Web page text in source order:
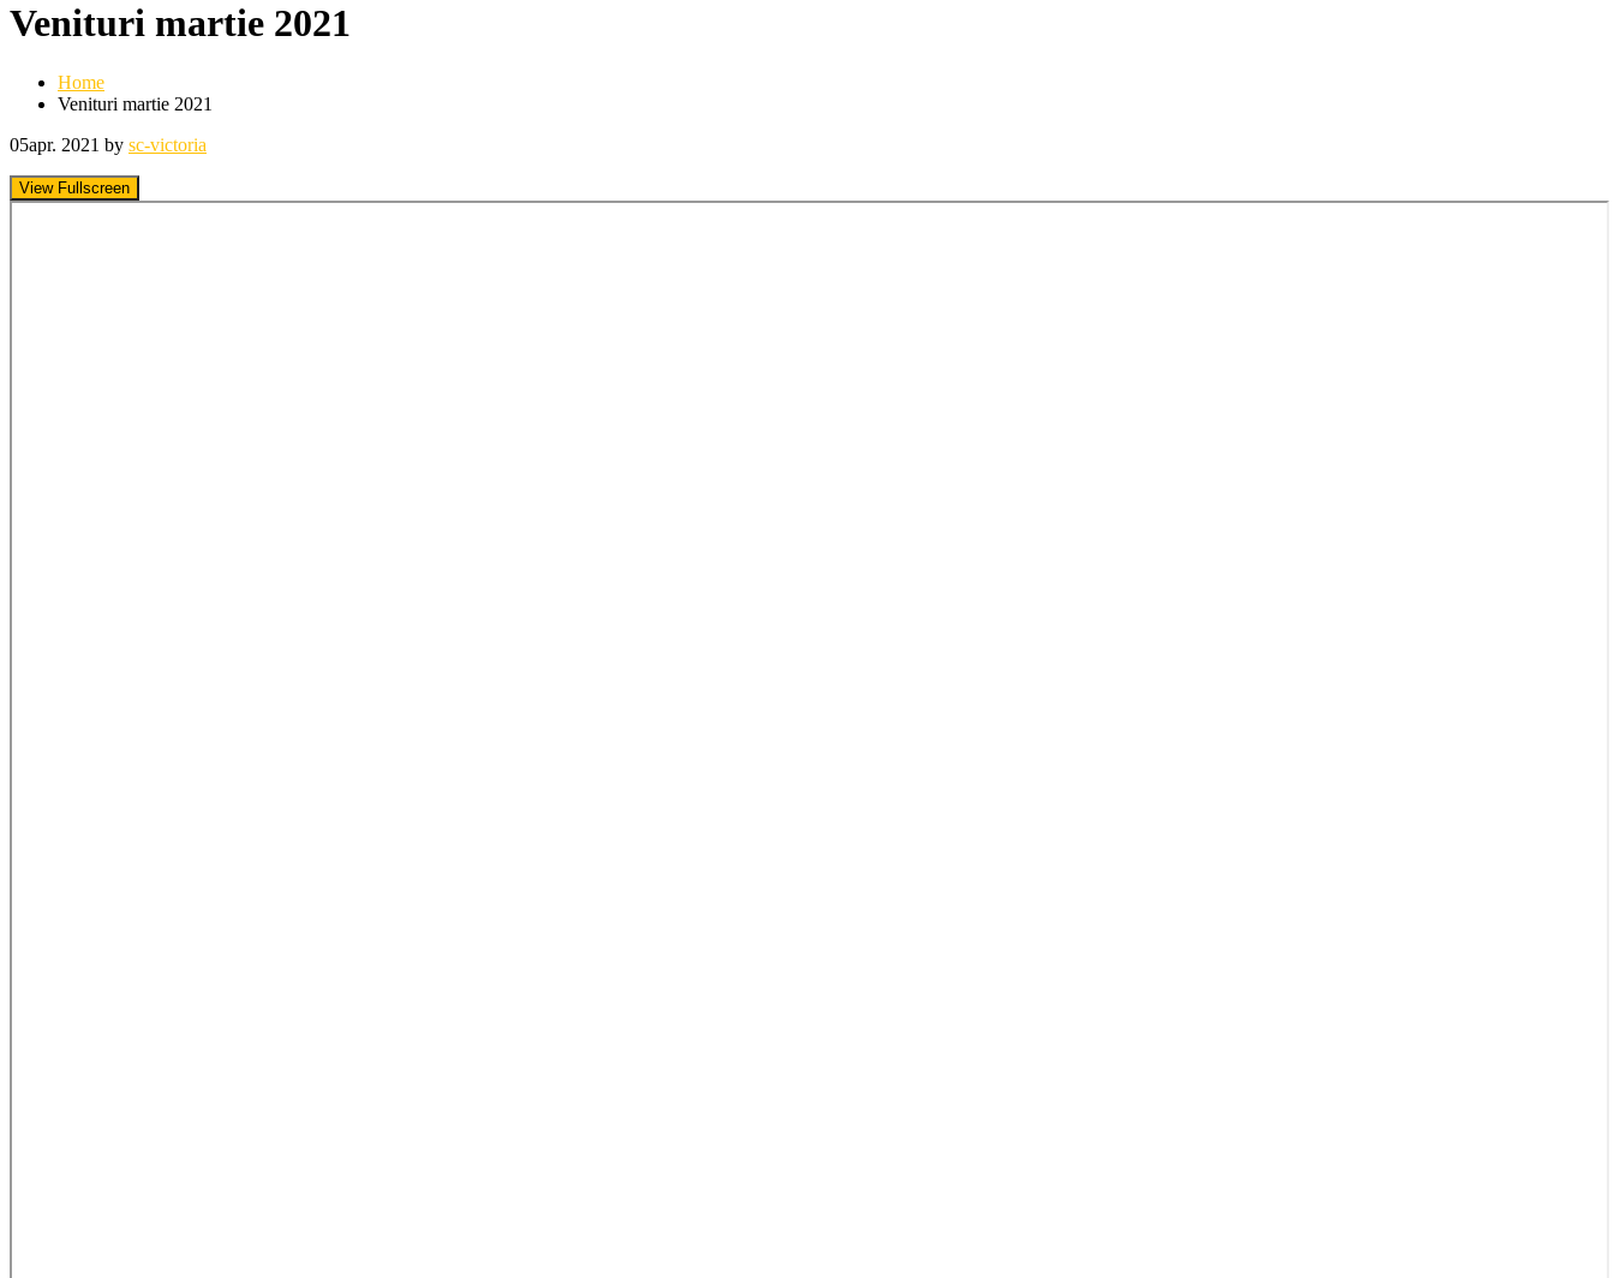
Venituri martie 2021
Home
Venituri martie 2021
05apr. 2021 by sc-victoria
View Fullscreen